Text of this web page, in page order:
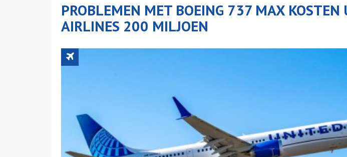
PROBLEMEN MET BOEING 737 MAX KOSTEN
AIRLINES 200 MILJOEN